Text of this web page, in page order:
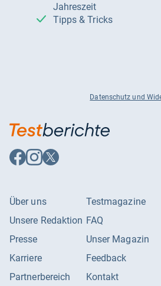
Jahreszeit
Tipps & Tricks
Datenschutz und
Auf
Facebook
Auf
Instagram
Auf
X
Über uns
Unsere Redaktion
Presse
Karriere
Partnerbereich
Testmagazine
FAQ
Unser Magazin
Feedback
Kontakt